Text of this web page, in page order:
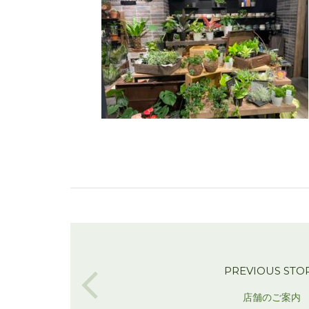
PREVIOUS
店舗のご案内